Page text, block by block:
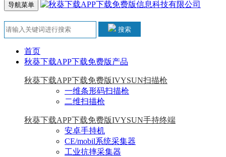
导航菜单
搜索
首页
秋葵下载APP下载免费版产品
秋葵下载APP下载免费版IVYSUN扫描枪
一维条形码扫描枪
二维扫描枪
秋葵下载APP下载免费版IVYSUN手持终端
安卓手持机
CE/mobil系统采集器
工业抗摔采集器